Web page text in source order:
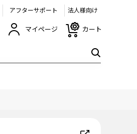
アフターサポート 法人様向け
マイページ カート